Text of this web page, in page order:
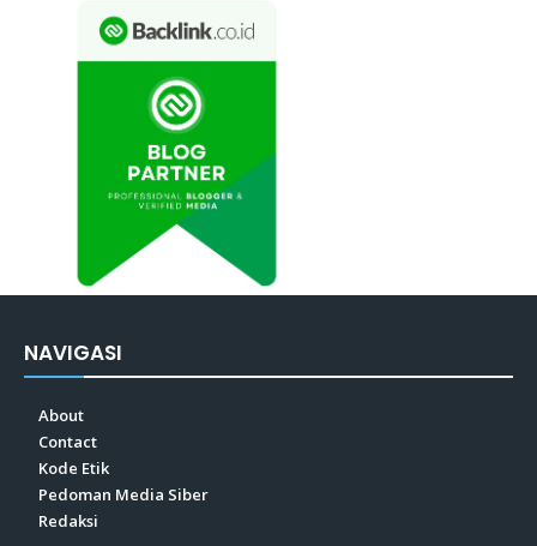
NAVIGASI
About
Contact
Kode Etik
Pedoman Media Siber
Redaksi